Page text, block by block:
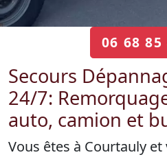
06 68 85
Secours
24/7:
auto, camion et
Vous êtes à Courtauly